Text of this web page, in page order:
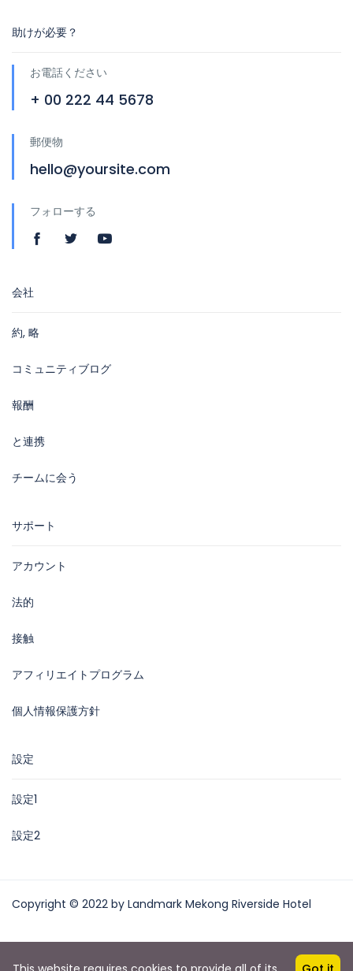
助けが必要？
お電話ください
+ 00 222 44 5678
郵便物
hello@yoursite.com
フォローする
会社
約, 略
コミュニティブログ
報酬
と連携
チームに会う
サポート
アカウント
法的
接触
アフィリエイトプログラム
個人情報保護方針
設定
設定1
設定2
Copyright © 2022 by Landmark Mekong Riverside Hotel